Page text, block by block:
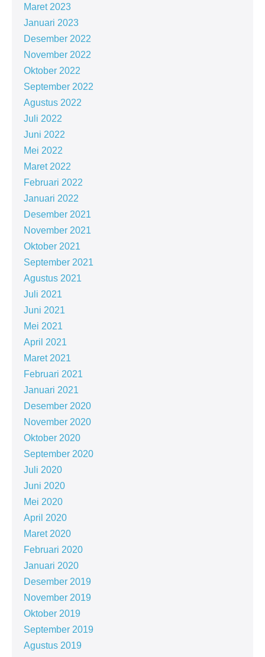
Maret 2023
Januari 2023
Desember 2022
November 2022
Oktober 2022
September 2022
Agustus 2022
Juli 2022
Juni 2022
Mei 2022
Maret 2022
Februari 2022
Januari 2022
Desember 2021
November 2021
Oktober 2021
September 2021
Agustus 2021
Juli 2021
Juni 2021
Mei 2021
April 2021
Maret 2021
Februari 2021
Januari 2021
Desember 2020
November 2020
Oktober 2020
September 2020
Juli 2020
Juni 2020
Mei 2020
April 2020
Maret 2020
Februari 2020
Januari 2020
Desember 2019
November 2019
Oktober 2019
September 2019
Agustus 2019